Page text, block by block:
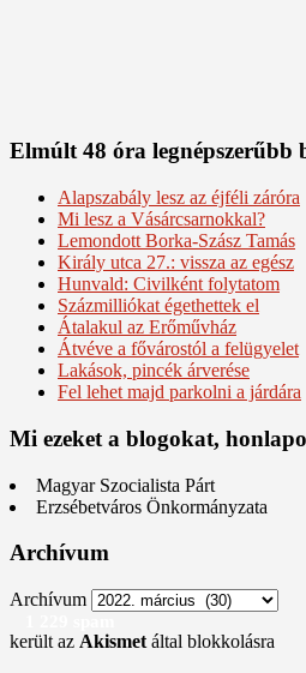
Elmúlt 48 óra legnépszerűbb
Alapszabály lesz az éjféli záróra
Mi lesz a Vásárcsarnokkal?
Lemondott Borka-Szász Tamás
Király utca 27.: vissza az egész
Hunvald: Civilként folytatom
Százmilliókat égethettek el
Átalakul az Erőművház
Átvéve a fővárostól a felügyelet
Lakások, pincék árverése
Fel lehet majd parkolni a járdára
Mi ezeket a blogokat,
Magyar Szocialista Párt
Erzsébetváros Önkormányzata
Archívum
Archívum
került az Akismet által blokkolásra